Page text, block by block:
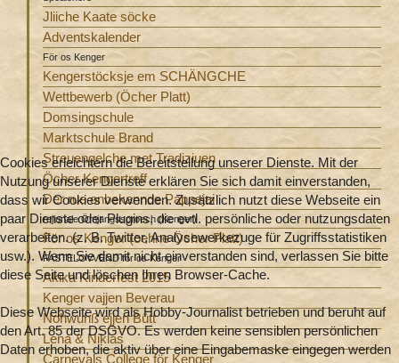
Jliiche Kaate söcke
Adventskalender
För os Kenger
Kengerstöcksje em SCHÄNGCHE
Wettbewerb (Öcher Platt)
Domsingschule
Marktschule Brand
Streuengelche met Tradiziuen
Öcher Kengertreff
Der rue onbekannde Pappejai
rejiunale Ömjangssproech (Kenger)
För os Kenger (oehne Öcher Platt)
FASTELOVVEND för os Kenger
Akika Kinderfest 2015
Kenger vajjen Beverau
Nohwuhß ejjen Bütt
Lena & Niklas
Carnevals College för Kenger
Cookies erleichtern die Bereitstellung unserer Dienste. Mit der
Nutzung unserer Dienste erklären Sie sich damit einverstanden,
dass wir Cookies verwenden. Zusätzlich nutzt diese Webseite ein
paar Dienste oder Plugins, die evtl. persönliche oder nutzungsdaten
verarbeiten. (z. B. Twitter, Analysewerkezuge für Zugriffsstatistiken
usw.). Wenn Sie damit nicht einverstanden sind, verlassen Sie bitte
diese Seite und löschen Ihren Browser-Cache.
Diese Webseite wird als Hobby-Journalist betrieben und beruht auf
den Art. 85 der DSGVO. Es werden keine sensiblen persönlichen
Daten erhoben, die aktiv über eine Eingabemaske eingegen werden